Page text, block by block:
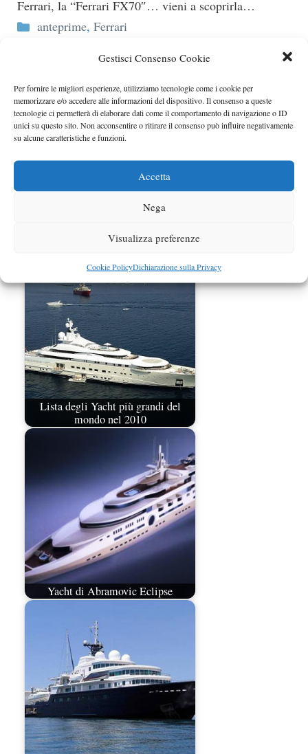
Gestisci Consenso Cookie
Per fornire le migliori esperienze, utilizziamo tecnologie come i cookie per
memorizzare e/o accedere alle informazioni del dispositivo. Il consenso a queste
tecnologie ci permetterà di elaborare dati come il comportamento di navigazione o ID
unici su questo sito. Non acconsentire o ritirare il consenso può influire negativamente
su alcune caratteristiche e funzioni.
Accetta
Nega
Visualizza preferenze
Cookie PolicyDichiarazione sulla Privacy
Ferrari, la “Ferrari FX70″… vieni a scoprirla…
Categorie
anteprime, Ferrari
Ferrari GTB Fiorano Spider: Foto spia
sfuggita.. ma tanto è bastato perchè l’eventualità di
una 599 GTB Fiorano Spider…
Categorie
anteprime,Ferrari,foto spia
Tutte le foto del super yacht Eclipse
Tutte le foto del super yacht di Roman Abramovich,
Lista degli Yacht più grandi del
mondo nel 2010
Yacht di Abramovic Eclipse